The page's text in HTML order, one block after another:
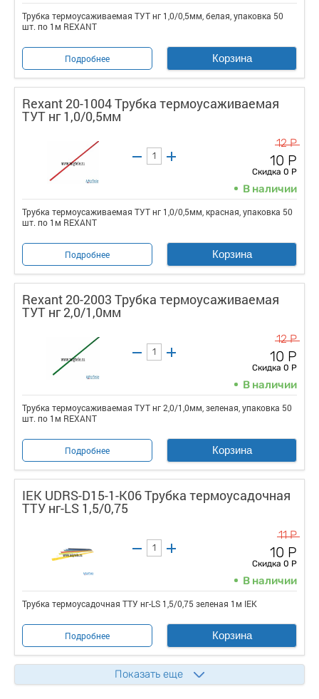
Трубка термоусаживаемая ТУТ нг 1,0/0,5мм, белая, упаковка 50
шт. по 1м REXANT
Подробнее Корзина
Rexant 20-1004 Трубка термоусаживаемая
ТУТ нг 1,0/0,5мм
12 Р
10 Р
Скидка 0 Р
В наличии
Трубка термоусаживаемая ТУТ нг 1,0/0,5мм, красная, упаковка 50
шт. по 1м REXANT
Подробнее Корзина
Rexant 20-2003 Трубка термоусаживаемая
ТУТ нг 2,0/1,0мм
12 Р
10 Р
Скидка 0 Р
В наличии
Трубка термоусаживаемая ТУТ нг 2,0/1,0мм, зеленая, упаковка 50
шт. по 1м REXANT
Подробнее Корзина
IEK UDRS-D15-1-K06 Трубка термоусадочная
ТТУ нг-LS 1,5/0,75
11 Р
10 Р
Скидка 0 Р
В наличии
Трубка термоусадочная ТТУ нг-LS 1,5/0,75 зеленая 1м IEK
Подробнее Корзина
Показать еще